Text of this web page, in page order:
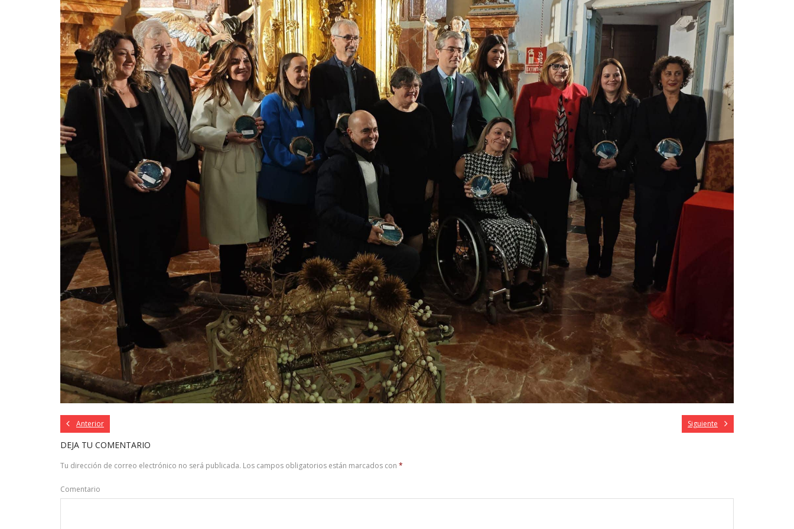
Anterior Siguiente
DEJA TU COMENTARIO
Tu dirección de correo electrónico no será publicada. Los campos obligatorios están marcados con *
Comentario